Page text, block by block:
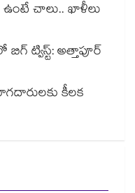
ఉంటే చాలు.. ఖాళీలు
బిగ్ ట్విస్ట్: అత్తాపూర్
కీలక